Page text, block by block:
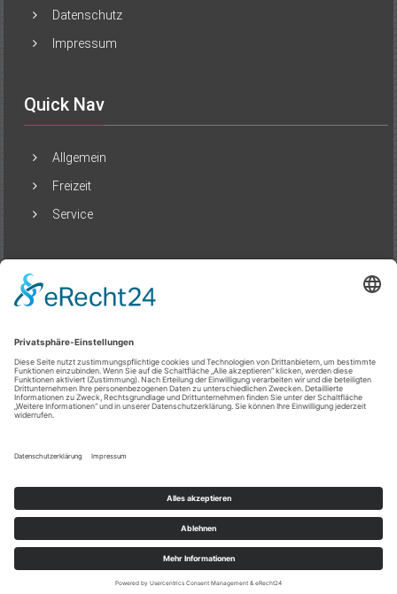
Datenschutz
Impressum
Quick Nav
Allgemein
Freizeit
Service
Beliebte Beiträge
20/07/2025
Dein Lokalguide. Alle Rechte vorbehalten. Theme:
von ThemeGrill. Präsentiert von